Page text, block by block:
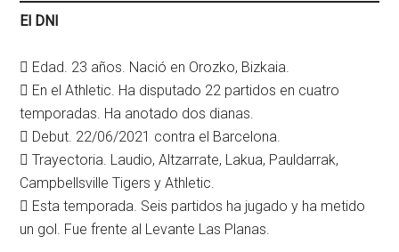
El DNI
 Edad. 23 años. Nació en Orozko, Bizkaia.
 En el Athletic. Ha disputado 22 partidos en cuatro
temporadas. Ha anotado dos dianas.
 Debut. 22/06/2021 contra el Barcelona.
 Trayectoria. Laudio, Altzarrate, Lakua, Pauldarrak,
Campbellsville Tigers y Athletic.
 Esta temporada. Seis partidos ha jugado y ha metido
un gol. Fue frente al Levante Las Planas.